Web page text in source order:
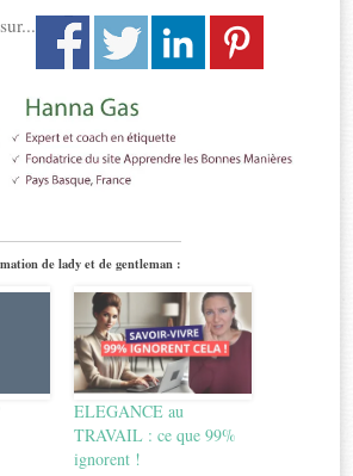
de lady et de gentleman :
ELEGANCE au
TRAVAIL : ce que 99%
ignorent !